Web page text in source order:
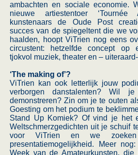
ambachten en sociale economie.
nieuwe artiestentoer
kunstenaars de Oude Post
succes van de spiegeltent die we
haalden, hoopt ViTrien nog eens
circustent: hetzelfde concept op
tjokvol muziek, theater en –
‘The making of’?
ViTrien kan ook letterlijk jouw
verborgen danstalenten? Wil
demonstreren? Zin om je te outen
Goesting om het podium te
Stand Up Komiek? Of vind je het
Weltschmerzgedichten uit je schuif
voor ViTrien en we
presentatiemogelijkheid. Meer
Week van de Amateurkunsten,